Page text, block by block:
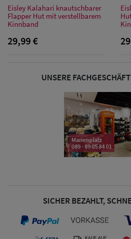
Damen Caps
Damen
Damen UV-
Schutz Caps
Bandana Caps
Damen
Snapback Caps
Eisley Kalahari knautschbarer
Flapper Hut mit verstellbarem
Kinnband
29,99 €
UNSERE
Marienplatz
089 - 89 05 84 01
SICHER BEZAHLT,